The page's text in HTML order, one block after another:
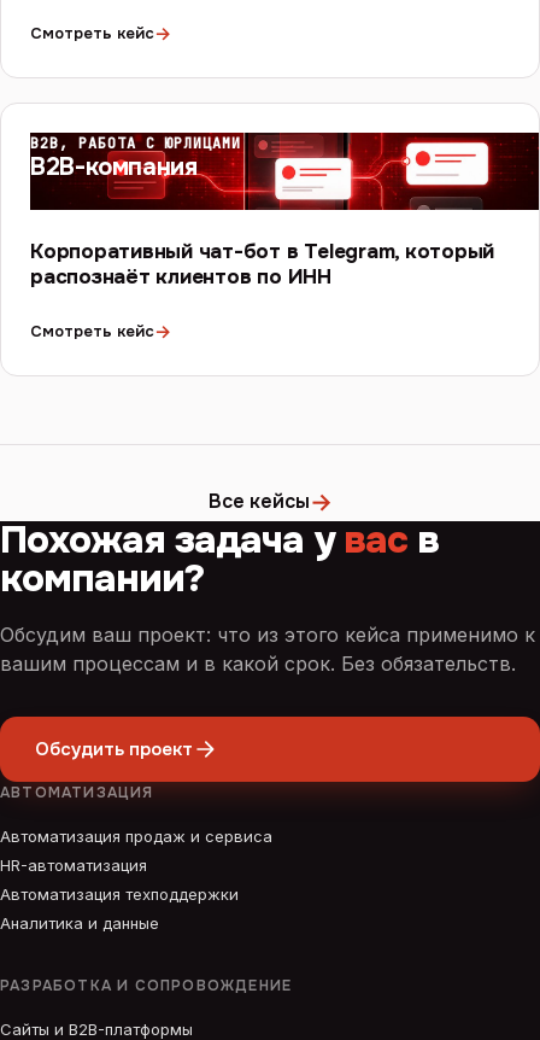
Смотреть кейс→
B2B, РАБОТА С ЮРЛИЦАМИ
B2B-компания
Корпоративный чат-бот в Telegram, который
распознаёт клиентов по ИНН
Смотреть кейс→
Все кейсы→
Похожая задача увасв
компании?
Обсудим ваш проект: что из этого кейса применимо к
вашим процессам и в какой срок. Без обязательств.
Обсудить проект
АВТОМАТИЗАЦИЯ
Автоматизация продаж и сервиса
HR-автоматизация
Автоматизация техподдержки
Аналитика и данные
РАЗРАБОТКА И СОПРОВОЖДЕНИЕ
Сайты и B2B-платформы